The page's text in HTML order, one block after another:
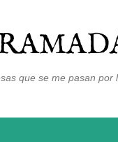
que se me pasan por